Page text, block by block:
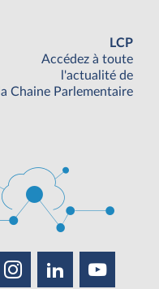
LCP
Accédez à toute
l'actualité de
la Chaine Parlementaire